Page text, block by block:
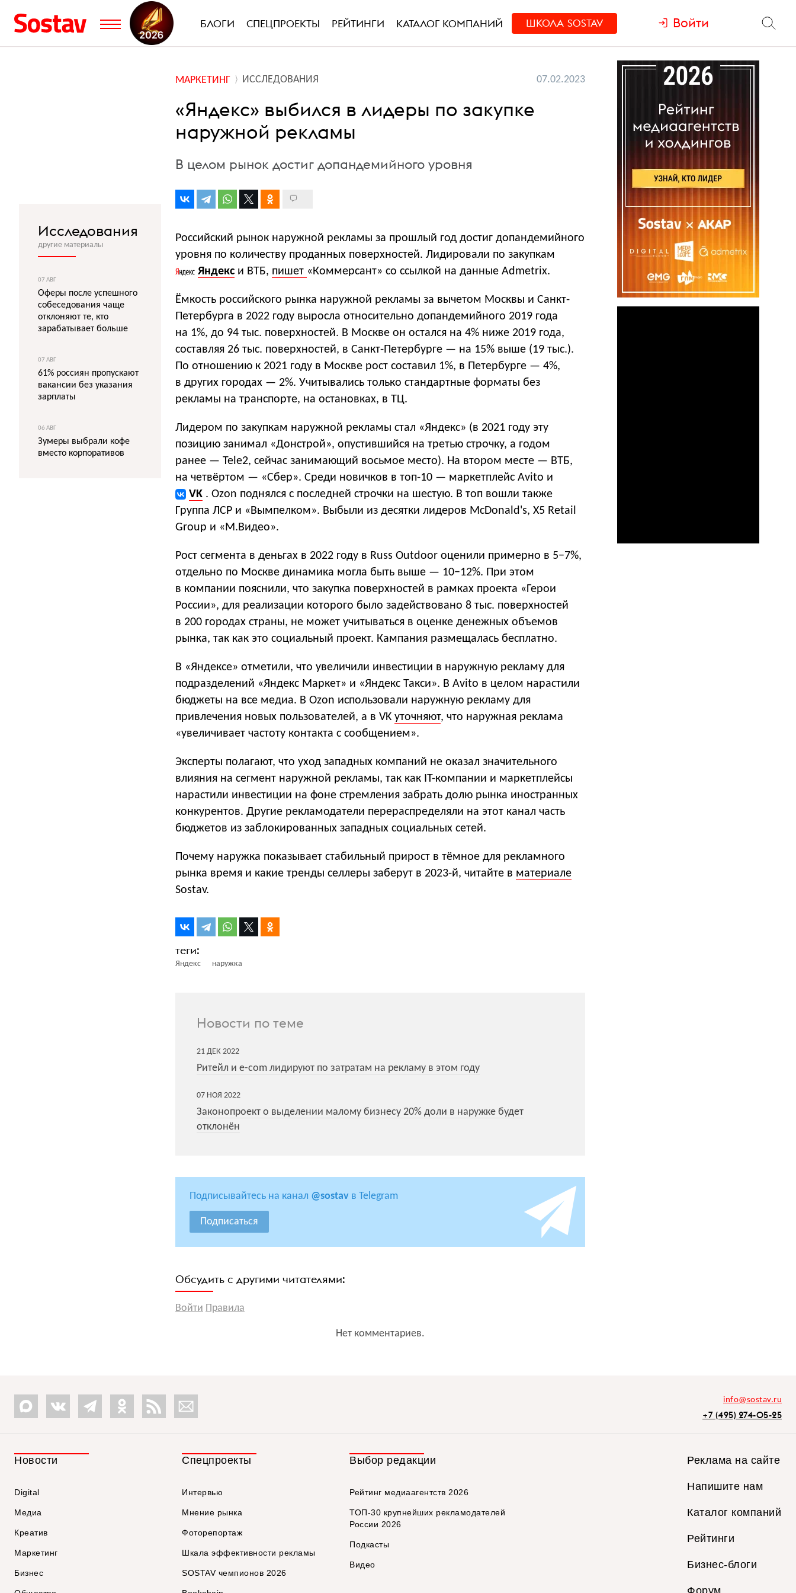
БЛОГИ СПЕЦПРОЕКТЫ РЕЙТИНГИ КАТАЛОГ КОМПАНИЙ ШКОЛА SOSTAV Войти
МАРКЕТИНГ ИССЛЕДОВАНИЯ 07.02.2023
«Яндекс» выбился в лидеры по закупке
наружной рекламы
В целом рынок достиг допандемийного уровня
Российский рынок наружной рекламы за прошлый год достиг допандемийного
уровня по количеству проданных поверхностей. Лидировали по закупкам
Яндекси ВТБ, пишет «Коммерсант» со ссылкой на данные Admetrix.
Ёмкость российского рынка наружной рекламы за вычетом Москвы и Санкт-
Петербурга в 2022 году выросла относительно допандемийного 2019 года
на 1%, до 94 тыс. поверхностей. В Москве он остался на 4% ниже 2019 года,
составляя 26 тыс. поверхностей, в Санкт-Петербурге — на 15% выше (19 тыс.).
По отношению к 2021 году в Москве рост составил 1%, в Петербурге — 4%,
в других городах — 2%. Учитывались только стандартные форматы без
рекламы на транспорте, на остановках, в ТЦ.
Лидером по закупкам наружной рекламы стал «Яндекс» (в 2021 году эту
позицию занимал «Донстрой», опустившийся на третью строчку, а годом
ранее — Tele2, сейчас занимающий восьмое место). На втором месте — ВТБ,
на четвёртом — «Сбер». Среди новичков в топ-10 — маркетплейс Avito и
VK . Ozon поднялся с последней строчки на шестую. В топ вошли также
Группа ЛСР и «Вымпелком». Выбыли из десятки лидеров McDonald's, X5 Retail
Group и «М.Видео».
Рост сегмента в деньгах в 2022 году в Russ Outdoor оценили примерно в 5−7%,
отдельно по Москве динамика могла быть выше — 10−12%. При этом
в компании пояснили, что закупка поверхностей в рамках проекта «Герои
России», для реализации которого было задействовано 8 тыс. поверхностей
в 200 городах страны, не может учитываться в оценке денежных объемов
рынка, так как это социальный проект. Кампания размещалась бесплатно.
В «Яндексе» отметили, что увеличили инвестиции в наружную рекламу для
подразделений «Яндекс Маркет» и «Яндекс Такси». В Avito в целом нарастили
бюджеты на все медиа. В Ozon использовали наружную рекламу для
привлечения новых пользователей, а в VK уточняют, что наружная реклама
«увеличивает частоту контакта с сообщением».
Эксперты полагают, что уход западных компаний не оказал значительного
влияния на сегмент наружной рекламы, так как IT-компании и маркетплейсы
нарастили инвестиции на фоне стремления забрать долю рынка иностранных
конкурентов. Другие рекламодатели перераспределяли на этот канал часть
бюджетов из заблокированных западных социальных сетей.
Почему наружка показывает стабильный прирост в тёмное для рекламного
рынка время и какие тренды селлеры заберут в 2023-й, читайте в материале
Sostav.
Яндекс наружка
Новости по теме
21 ДЕК 2022
Ритейл и e-com лидируют по затратам на рекламу в этом году
07 НОЯ 2022
Законопроект о выделении малому бизнесу 20% доли в наружке будет
отклонён
Подписывайтесь на канал @sostav в Telegram
Подписаться
Обсудить с другими читателями:
Войти Правила
Нет комментариев.
Исследования
другие материалы
07 АВГ
Оферы после успешного
собеседования чаще
отклоняют те, кто
зарабатывает больше
07 АВГ
61% россиян пропускают
вакансии без указания
зарплаты
06 АВГ
Зумеры выбрали кофе
вместо корпоративов
info@sostav.ru
+7 (495) 274-05-25
Новости
Digital
Медиа
Креатив
Маркетинг
Бизнес
Спецпроекты
Интервью
Мнение рынка
Фоторепортаж
Шкала эффективности рекламы
SOSTAV чемпионов 2026
Выбор редакции
Рейтинг медиаагентств 2026
ТОП-30 крупнейших рекламодателей
России 2026
Подкасты
Видео
Реклама на сайте
Напишите нам
Каталог компаний
Рейтинги
Бизнес-блоги
Форум